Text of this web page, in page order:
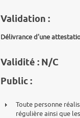
Validation :
Délivrance d’une
Validité : N/C
Public :
Toute personne
régulière ainsi que